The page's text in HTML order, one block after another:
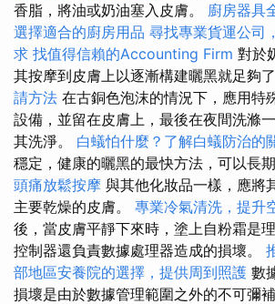
香脂，將油或奶油塞入皮膚。 廚房器具
選擇適合的廚房用品 尋找專業貨運公司
求 找值得信賴的Accounting Firm 對於
其按摩到皮膚上以逐漸構建曬黑就足夠了
請方法 在古銅色泡沫的情況下，應用特
設備，並留在皮膚上，最後在夜間洗滌
其洗淨。 白蟻怕什麼？了解白蟻防治的
穩定，健康的曬黑的最快方法，可以長期
頭痛放鬆按摩 與其他化妝品一樣，應將
主要乾燥的皮膚。 專業冷氣清洗，提升
後，當皮膚平靜下來時，塗上自粉霜是
控制器還負責數據處理器造成的損壞。
部地區安養院的選擇，提供周到照護 數
損壞是由於數據管理範圍之外的不可彌